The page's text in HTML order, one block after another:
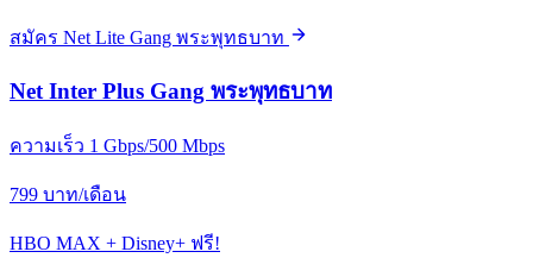
สมัคร Net Lite Gang พระพุทธบาท
Net Inter Plus Gang พระพุทธบาท
ความเร็ว 1 Gbps/500 Mbps
799 บาท/เดือน
HBO MAX + Disney+ ฟรี!